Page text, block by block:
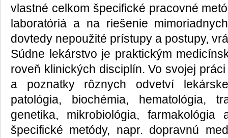
vlastné celkom špecifické pracovné
laboratóriá a na riešenie
dovtedy nepoužité prístupy a postupy,
Súdne lekárstvo je praktickým
roveň klinických disciplín. Vo svojej
a poznatky rôznych odvetví
patológia, biochémia, hematológia,
genetika, mikrobiológia,
špecifické metódy, napr. dopravnú